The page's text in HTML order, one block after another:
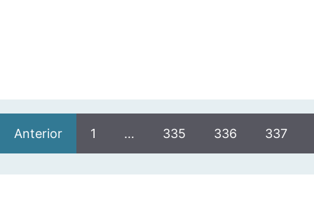
Anterior 1 … 335 336 337